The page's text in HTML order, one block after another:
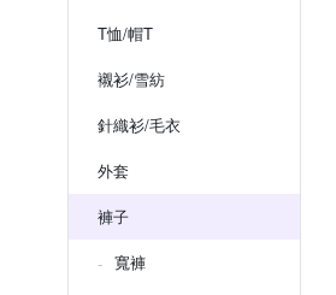
T恤/帽T
襯衫/雪紡
針織衫/毛衣
外套
褲子
寬褲